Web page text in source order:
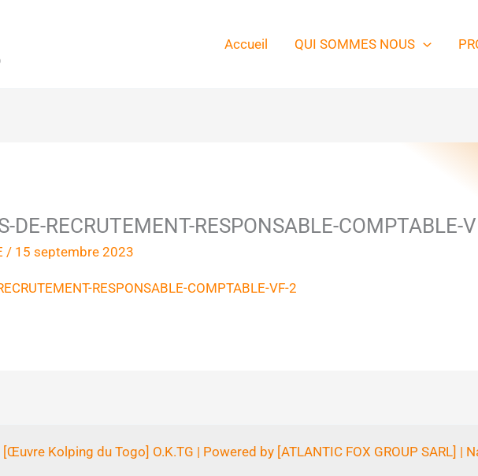
Accueil QUI SOMMES NOUS
DE-RECRUTEMENT-RESPONSABLE-COMPTABLE-
/ 15 septembre 2023
RESPONSABLE-COMPTABLE-VF-2
Kolping du Togo] O.K.TG | Powered by [ATLANTIC FOX GROUP SARL] |